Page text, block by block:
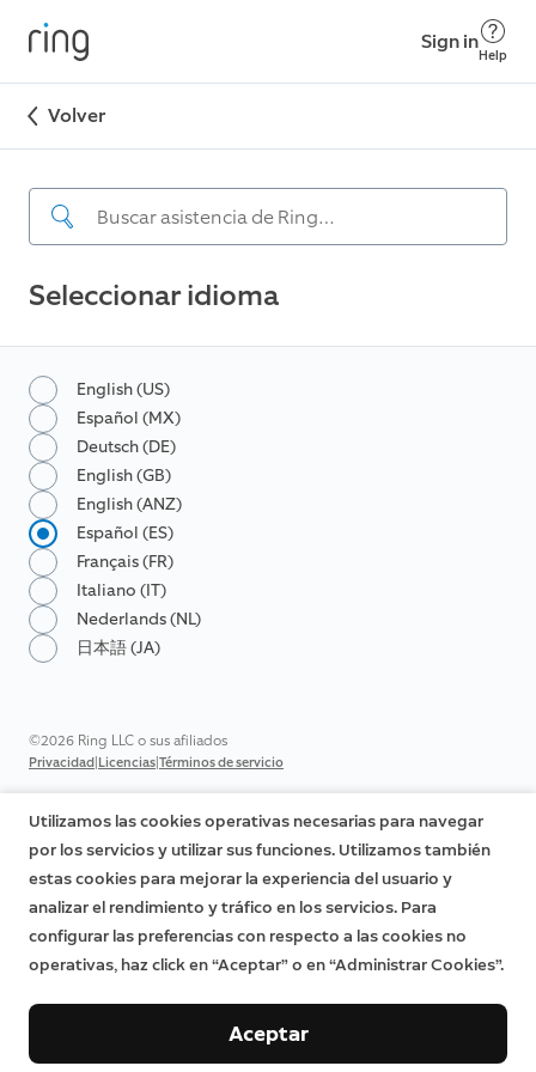
Sign in
Help
Volver
Seleccionar idioma
English (US)
Español (MX)
Deutsch (DE)
English (GB)
English (ANZ)
Español (ES)
Français (FR)
Italiano (IT)
Nederlands (NL)
日本語 (JA)
©2026 Ring LLC o sus afiliados
Privacidad|Licencias|Términos de servicio
Utilizamos las cookies operativas necesarias para navegar
por los servicios y utilizar sus funciones. Utilizamos también
estas cookies para mejorar la experiencia del usuario y
analizar el rendimiento y tráfico en los servicios. Para
configurar las preferencias con respecto a las cookies no
operativas, haz click en “Aceptar” o en “Administrar Cookies”.
Aceptar